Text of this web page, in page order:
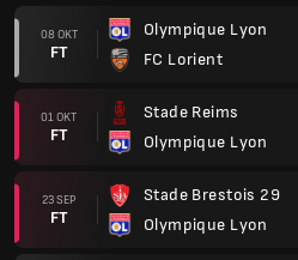
08 OKT
FT
Olympique Lyon
FC Lorient
01 OKT
FT
Stade Reims
Olympique Lyon
23 SEP
FT
Stade Brestois 29
Olympique Lyon